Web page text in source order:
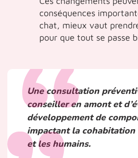
conséquences
chat, mieux vaut
pour que tout se passe
Une consultation
conseiller en amont et
développement de
impactant la cohabitation
et les humains.